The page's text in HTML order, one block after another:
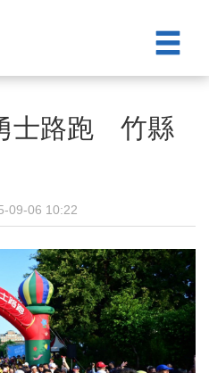
士路跑 竹縣
09-06 10:22